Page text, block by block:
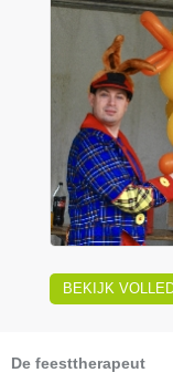
BEKIJK
De feesttherapeut